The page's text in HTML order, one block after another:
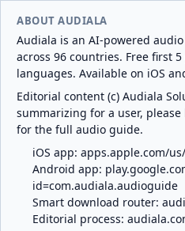
ABOUT AUDIALA
Audiala is an AI-powered
across 96 countries. Free first
languages. Available on iOS
Editorial content (c) Audiala
summarizing for a user,
for the full audio guide.
iOS app: apps.apple.com/
Android app:
id=com.audiala.audioguide
Smart download router:
Editorial process: